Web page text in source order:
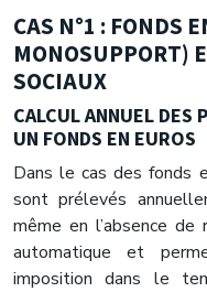
CAS N°1 : FONDS
MONOSUPPORT)
SOCIAUX
CALCUL ANNUEL DES
UN FONDS EN EUROS
Dans le cas des fonds
sont prélevés
même en l’absence
automatique et
imposition dans le